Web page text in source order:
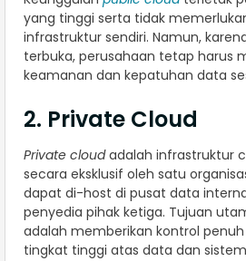
yang tinggi serta tidak
infrastruktur sendiri. Namun,
terbuka, perusahaan tetap harus
keamanan dan kepatuhan data
2. Private Cloud
Private cloudadalah infrastruktur
secara eksklusif oleh satu
dapat di-host di pusat data
penyedia pihak ketiga. Tujuan
adalah memberikan kontrol
tingkat tinggi atas data dan